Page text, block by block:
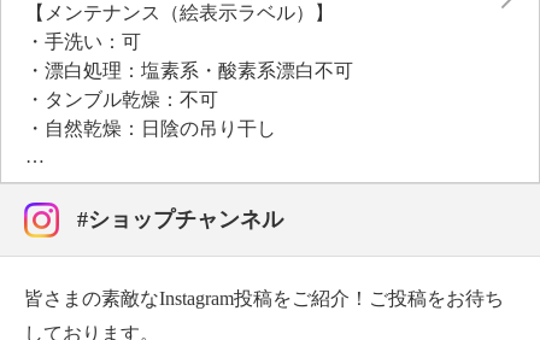
【メンテナンス（絵表示ラベル）】
・手洗い：可
・漂白処理：塩素系・酸素系漂白不可
・タンブル乾燥：不可
・自然乾燥：日陰の吊り干し
・アイロン仕上げ：可（低温）
・ドライクリーニング：石油系ドライクリーニング可
・ウエットクリーニング：可
【個体差あり】
【原産国（地）】
・中国製
#ショップチャンネル
皆さまの素敵なInstagram投稿をご紹介！ご投稿をお待ち
しております。